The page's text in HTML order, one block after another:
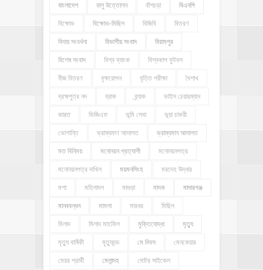
বাংলাদেশ বালু উত্তোলন বাঁশচড়া বিএনপি
বিক্ষোভ বিক্ষোভ-মিছিল বিজিবি বিতরণ
বিদায় সংবর্ধনা বিভাগীয় সংবাদ বিরামপুর
বিশেষ সংবাদ বিশ্ব ব্যাংক বিশ্বকাপ ফুটবল
বীজ বিতরণ বৃক্ষরোপন বৃত্তি পরীক্ষা বৈশাখ
ব্রহ্মপুত্র নদ ব্রাক ব্র্যাক ভাইস চেয়ারম্যান
ভারত ভিজিএফ ভূমি সেবা ভূয়া চাকরী
ভোগান্তি ভ্রাম্যমাণ আদালত ভ্রাম্যমান আদালত
মত বিনিময় মনোনয়ন প্রত্যাশী মনোনয়নপত্র
মনোনয়নপত্র দাখিল ময়মনসিংহ মরদেহ উদ্ধার
মশা মহিলাদল মাগুড়া মাদক মাদারগঞ্জ
মানববন্ধন মামলা মারধর মিছিল
মিলাদ মিলাদ মাহফিল মুক্তিযোদ্ধা মৃত্যু
মৃত্যু বার্ষিকী মৃত্যুদন্ড মে দিবস মেনকেয়ার
মেয়র প্রার্থী মেলান্দহ মোটর সাইকেল